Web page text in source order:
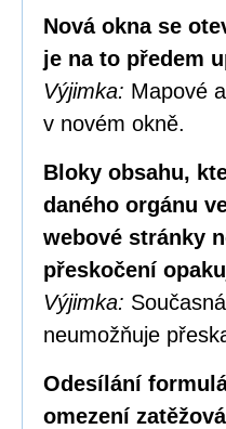
Nová okna se
je na to předem
Výjimka: Mapové
v novém okně.
Bloky obsahu,
daného orgánu
webové stránky
přeskočení
Výjimka:
neumožňuje
Odesílání
omezení